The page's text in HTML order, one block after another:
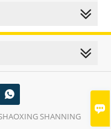


SHANNING